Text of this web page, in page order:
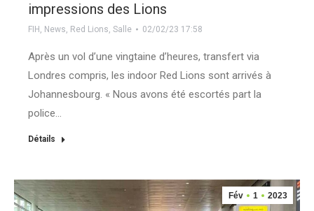
impressions des Lions
FIH , News, Red Lions, Salle 02/02/23 17:58
Après un vol d’une vingtaine d’heures, transfert via
Londres compris, les indoor Red Lions sont arrivés à
Johannesbourg. « Nous avons été escortés part la
police…
Détails
Fév 1 2023